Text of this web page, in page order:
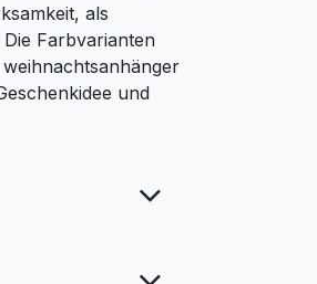
als
Farbvarianten
und